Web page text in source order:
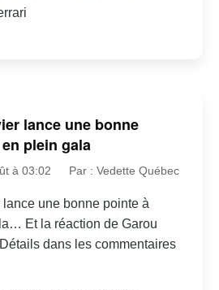
lance une bonne
plein gala
à 03:02 Par : Vedette Québec
une bonne pointe à
Et la réaction de Garou
dans les commentaires